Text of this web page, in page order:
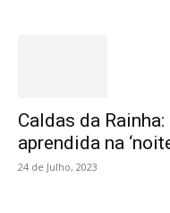
Caldas da
aprendida na
24 de Julho, 2023